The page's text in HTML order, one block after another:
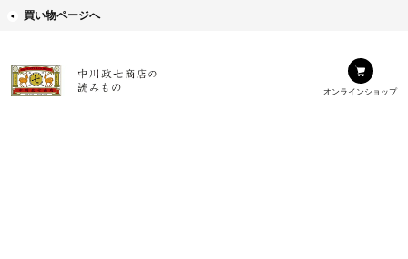
買い物ページへ
オンラインショップ